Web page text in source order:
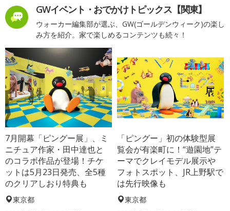
GWイベント・おでかけトピックス【関東】
ウォーカー編集部が選ぶ、GW(ゴールデンウィーク)の楽し
み方を紹介。家で楽しめるコンテンツも続々！
7月開幕「ピングー展」、ミ
ニチュア作家・田中達也と
のコラボ作品が登場！チケ
ットは5月23日発売、全5種
のクリアしおり特典も
東京都
「ピングー」初の体験型展
覧会が有楽町に！“遊園地”テ
ーマでクレイモデル展示や
フォトスポット、JR上野駅で
は先行映像も
東京都